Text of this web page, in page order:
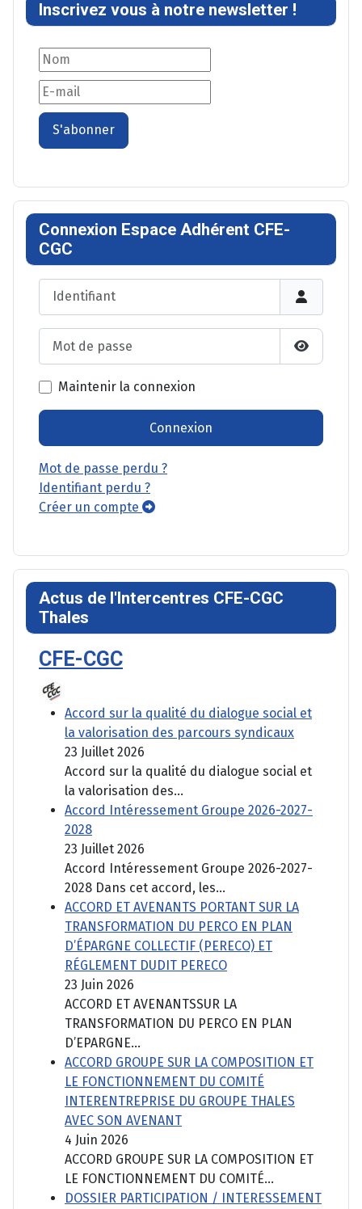
Inscrivez vous à notre newsletter !
S'abonner
Connexion Espace Adhérent CFE-
CGC
Identifiant
Mot de passe
Afficher
Maintenir la connexion
Connexion
Mot de passe perdu ?
Identifiant perdu ?
Créer un compte
Actus de l'Intercentres CFE-CGC
Thales
CFE-CGC
Accord sur la qualité du dialogue social et
la valorisation des parcours syndicaux
23 Juillet 2026
Accord sur la qualité du dialogue social et
la valorisation des...
Accord Intéressement Groupe 2026-2027-
2028
23 Juillet 2026
Accord Intéressement Groupe 2026-2027-
2028 Dans cet accord, les...
ACCORD ET AVENANTS PORTANT SUR LA
TRANSFORMATION DU PERCO EN PLAN
D’ÉPARGNE COLLECTIF (PERECO) ET
RÉGLEMENT DUDIT PERECO
23 Juin 2026
ACCORD ET AVENANTSSUR LA
TRANSFORMATION DU PERCO EN PLAN
D’EPARGNE...
ACCORD GROUPE SUR LA COMPOSITION ET
LE FONCTIONNEMENT DU COMITÉ
INTERENTREPRISE DU GROUPE THALES
AVEC SON AVENANT
4 Juin 2026
ACCORD GROUPE SUR LA COMPOSITION ET
LE FONCTIONNEMENT DU COMITÉ...
DOSSIER PARTICIPATION / INTERESSEMENT